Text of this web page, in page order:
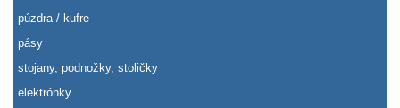
púzdra / kufre
pásy
stojany, podnožky, stoličky
elektrónky